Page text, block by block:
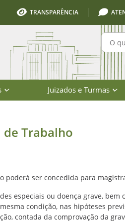
TRANSPARÊNCIA
Juizados e Turmas
Judiciário de
de Trabalho
poderá ser concedida para
especiais ou doença grave,
condição, nas hipóteses
contada da comprovação da